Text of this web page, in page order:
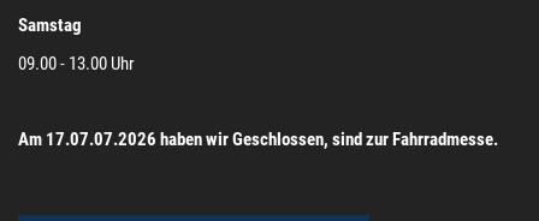
Samstag
09.00 - 13.00 Uhr
Am 17.07.07.2026 haben wir Geschlossen, sind zur Fahrradmesse.